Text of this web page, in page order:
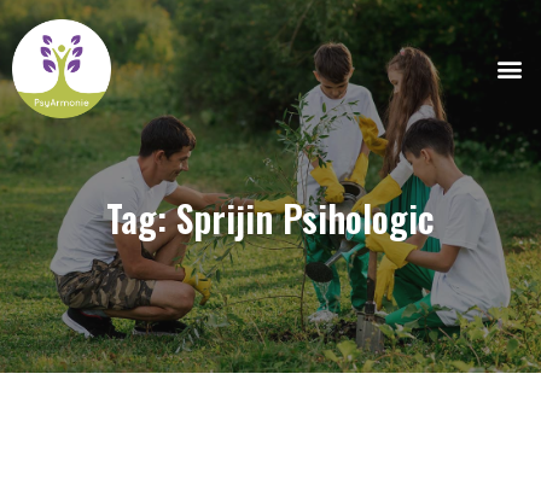
Tag: Sprijin Psihologic